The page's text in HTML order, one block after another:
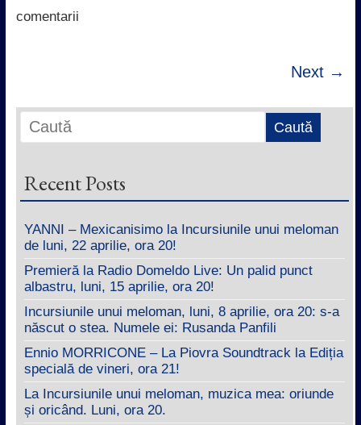
k
p
comentarii
Next →
Recent Posts
YANNI – Mexicanisimo la Incursiunile unui meloman
de luni, 22 aprilie, ora 20!
Premieră la Radio Domeldo Live: Un palid punct
albastru, luni, 15 aprilie, ora 20!
Incursiunile unui meloman, luni, 8 aprilie, ora 20: s-a
născut o stea. Numele ei: Rusanda Panfili
Ennio MORRICONE – La Piovra Soundtrack la Ediția
specială de vineri, ora 21!
La Incursiunile unui meloman, muzica mea: oriunde
și oricând. Luni, ora 20.